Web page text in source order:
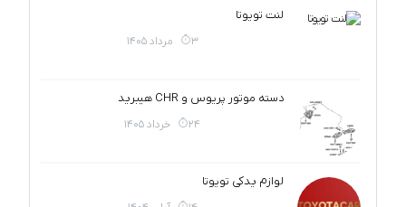
لنت تویوتا
3 مرداد 1405
دسته موتور پریوس و CHR هیبرید
24 خرداد 1405
لوازم یدکی تویوتا